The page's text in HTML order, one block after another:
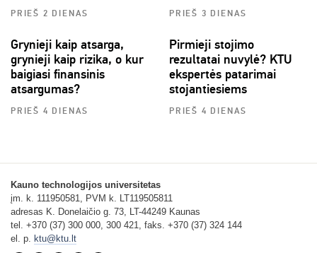
PRIEŠ 2 DIENAS PRIEŠ 3 DIENAS
Grynieji kaip atsarga,
grynieji kaip rizika, o kur
baigiasi finansinis
atsargumas?
PRIEŠ 4 DIENAS
Pirmieji stojimo
rezultatai nuvylė? KTU
ekspertės patarimai
stojantiesiems
PRIEŠ 4 DIENAS
Kauno technologijos universitetas
įm. k. 111950581, PVM k. LT119505811
adresas K. Donelaičio g. 73, LT-44249 Kaunas
tel. +370 (37) 300 000, 300 421, faks. +370 (37) 324 144
el. p.
ktu@ktu.lt